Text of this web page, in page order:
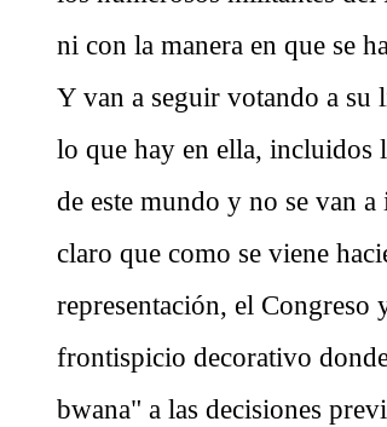
ni con la manera en que se
Y van a seguir votando a su
lo que hay en ella, incluidos
de este mundo y no se van
claro que como se viene
representación, el Congreso
frontispicio decorativo
bwana" a las decisiones